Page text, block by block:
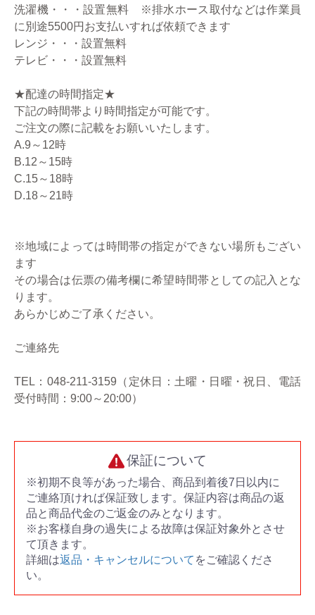
洗濯機・・・設置無料 ※排水ホース取付などは作業員
に別途5500円お支払いすれば依頼できます
レンジ・・・設置無料
テレビ・・・設置無料
★配達の時間指定★
下記の時間帯より時間指定が可能です。
ご注文の際に記載をお願いいたします。
A.9～12時
B.12～15時
C.15～18時
D.18～21時
※地域によっては時間帯の指定ができない場所もござい
ます
その場合は伝票の備考欄に希望時間帯としての記入とな
ります。
あらかじめご了承ください。
ご連絡先
TEL：048-211-3159（定休日：土曜・日曜・祝日、電話
受付時間：9:00～20:00）
保証について
※初期不良等があった場合、商品到着後7日以内に
ご連絡頂ければ保証致します。保証内容は商品の返
品と商品代金のご返金のみとなります。
※お客様自身の過失による故障は保証対象外とさせ
て頂きます。
詳細は返品・キャンセルについて をご確認くださ
い。